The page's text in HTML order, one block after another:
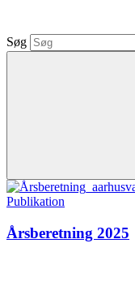
Søg
Publikation
Årsberetning 2025